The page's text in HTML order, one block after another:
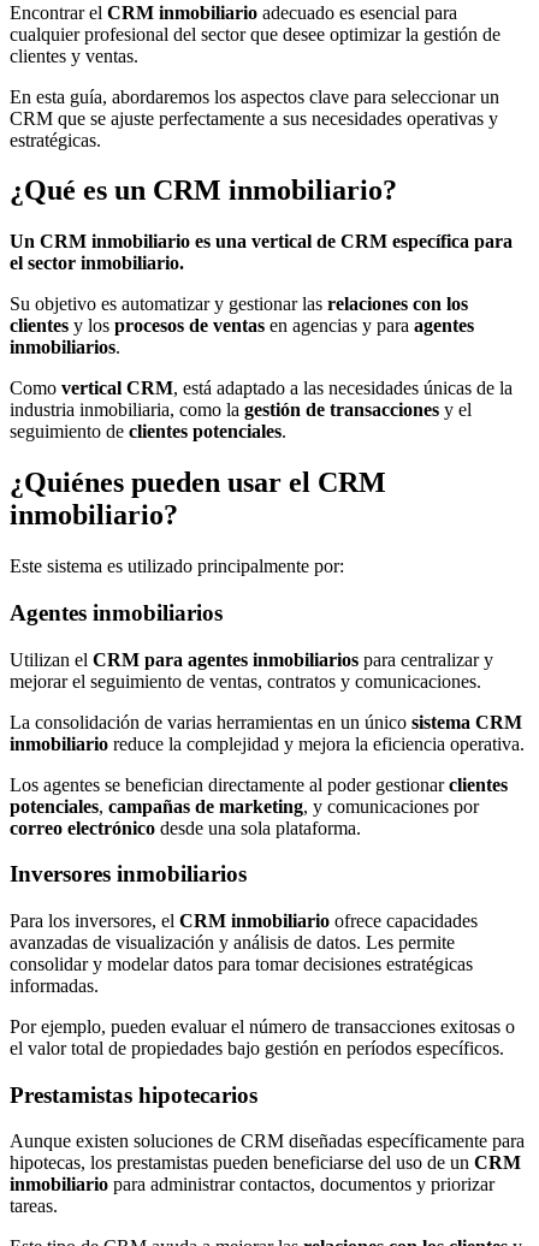
Encontrar el CRM inmobiliario adecuado es esencial para
cualquier profesional del sector que desee optimizar la gestión de
clientes y ventas.
En esta guía, abordaremos los aspectos clave para seleccionar un
CRM que se ajuste perfectamente a sus necesidades operativas y
estratégicas.
¿Qué es un CRM inmobiliario?
Un CRM inmobiliario es una vertical de CRM específica para
el sector inmobiliario.
Su objetivo es automatizar y gestionar las relaciones con los
clientes y los procesos de ventas en agencias y para agentes
inmobiliarios.
Como vertical CRM, está adaptado a las necesidades únicas de la
industria inmobiliaria, como la gestión de transacciones y el
seguimiento de clientes potenciales.
¿Quiénes pueden usar el CRM
inmobiliario?
Este sistema es utilizado principalmente por:
Agentes inmobiliarios
Utilizan el CRM para agentes inmobiliarios para centralizar y
mejorar el seguimiento de ventas, contratos y comunicaciones.
La consolidación de varias herramientas en un único sistema CRM
inmobiliario reduce la complejidad y mejora la eficiencia operativa.
Los agentes se benefician directamente al poder gestionarclientes
potenciales, campañas de marketing, y comunicaciones por
correo electrónico desde una sola plataforma.
Inversores inmobiliarios
Para los inversores, el CRM inmobiliario ofrece capacidades
avanzadas de visualización y análisis de datos. Les permite
consolidar y modelar datos para tomar decisiones estratégicas
informadas.
Por ejemplo, pueden evaluar el número de transacciones exitosas o
el valor total de propiedades bajo gestión en períodos específicos.
Prestamistas hipotecarios
Aunque existen soluciones de CRM diseñadas específicamente para
hipotecas, los prestamistas pueden beneficiarse del uso de un CRM
inmobiliario para administrar contactos, documentos y priorizar
tareas.